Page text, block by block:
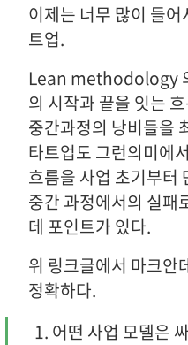
이제는 너무 많이 들
트업.
Lean methodology
의 시작과 끝을 잇는
중간과정의 낭비들을
타트업도 그런의미에
흐름을 사업 초기부터
중간 과정에서의 실패
데 포인트가 있다.
위 링크글에서 마크안
정확하다.
어떤 사업 모델은